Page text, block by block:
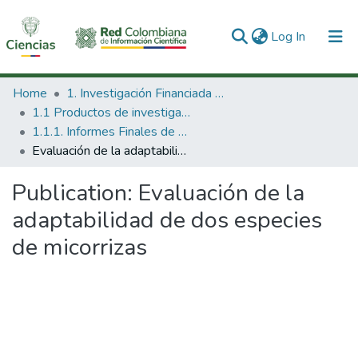
Log In (current)
Communities & Collections
All of DSpace
Statistics
Home
1. Investigación Financiada con Recursos Públicos
1.1 Productos de investigación
1.1.1. Informes Finales de Proyectos de Investigación
Evaluación de la adaptabilidad de dos especies de micorrizas
Publication: Evaluación de la
adaptabilidad de dos especies
de micorrizas